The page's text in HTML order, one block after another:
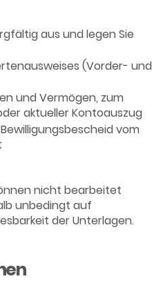
aus und legen Sie
(Vorder- und
und Vermögen, zum
aktueller Kontoauszug
vom
nicht bearbeitet
unbedingt auf
der Unterlagen.